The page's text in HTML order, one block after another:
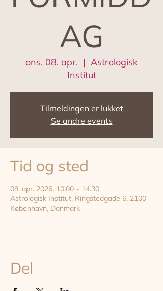
AG
ons. 08. apr.
  |
Astrologisk
Institut
Tilmeldingen er lukket
Se andre events
Tid og sted
08. apr. 2026, 10.00 – 14.30
Astrologisk Institut, Ringstedgade 6, 2100
København, Danmark
Del